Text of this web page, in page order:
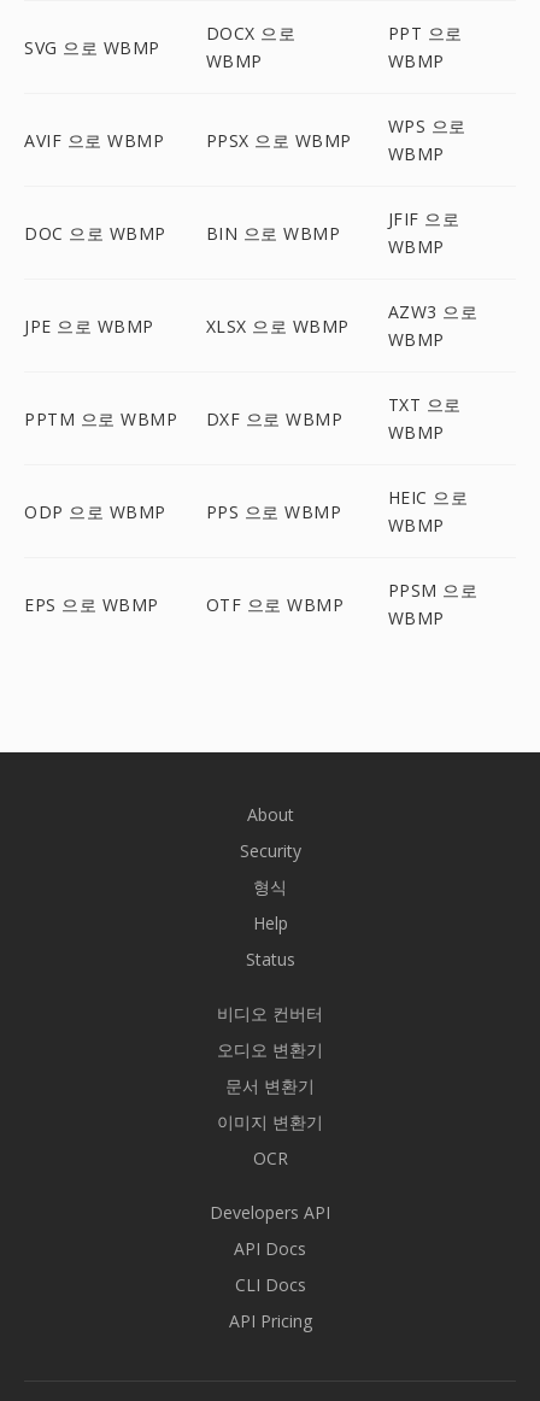
SVG 으로 WBMP
DOCX 으로
WBMP
PPT 으로
WBMP
AVIF 으로 WBMP PPSX 으로 WBMP
WPS 으로
WBMP
DOC 으로 WBMP BIN 으로 WBMP
JFIF 으로
WBMP
JPE 으로 WBMP XLSX 으로 WBMP
AZW3 으로
WBMP
PPTM 으로 WBMP DXF 으로 WBMP
TXT 으로
WBMP
ODP 으로 WBMP PPS 으로 WBMP
HEIC 으로
WBMP
EPS 으로 WBMP OTF 으로 WBMP
PPSM 으로
WBMP
About
Security
형식
Help
Status
비디오 컨버터
오디오 변환기
문서 변환기
이미지 변환기
OCR
Developers API
API Docs
CLI Docs
API Pricing